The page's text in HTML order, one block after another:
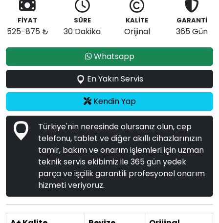
FİYAT
525-875 ₺
SÜRE
30 Dakika
KALİTE
Orijinal
GARANTİ
365 Gün
Whatsapp
En Yakın Servis
Kendin Yap
Türkiye'nin neresinde olursanız olun, cep
telefonu, tablet ve diğer akıllı cihazlarınızın
tamir, bakım ve onarım işlemleri için uzman
teknik servis ekibimiz ile 365 gün yedek
parça ve işçilik garantili profesyonel onarım
hizmeti veriyoruz.